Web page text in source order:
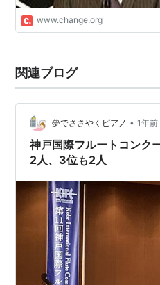
www.change.org
関連ブログ
夢でささやくピアノ • 1年前
神戸国際フルートコンク
2人、3位も2人